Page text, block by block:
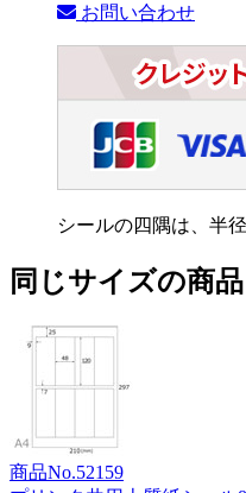
お問い合わせ
シールの四隅は、半
同じサイズの商品
商品No.52159